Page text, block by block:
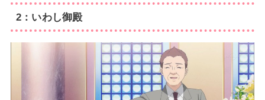
2：いわし御殿